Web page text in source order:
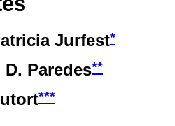
Jurfest*
Paredes**
***